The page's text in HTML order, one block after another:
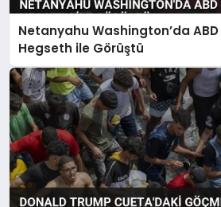
Netanyahu Washington’da
Hegseth ile Görüştü